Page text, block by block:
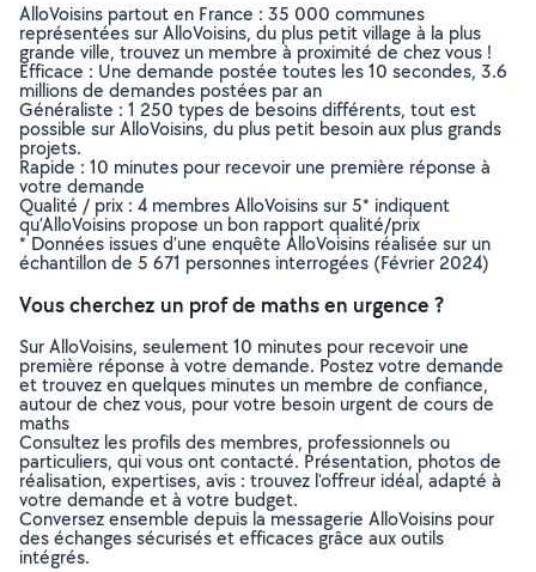
AlloVoisins partout en France : 35 000 communes
représentées sur AlloVoisins, du plus petit village à la plus
grande ville, trouvez un membre à proximité de chez vous !
Efficace : Une demande postée toutes les 10 secondes, 3.6
millions de demandes postées par an
Généraliste : 1 250 types de besoins différents, tout est
possible sur AlloVoisins, du plus petit besoin aux plus grands
projets.
Rapide : 10 minutes pour recevoir une première réponse à
votre demande
Qualité / prix : 4 membres AlloVoisins sur 5* indiquent
qu’AlloVoisins propose un bon rapport qualité/prix
* Données issues d’une enquête AlloVoisins réalisée sur un
échantillon de 5 671 personnes interrogées (Février 2024)
Vous cherchez un prof de maths en urgence ?
Sur AlloVoisins, seulement 10 minutes pour recevoir une
première réponse à votre demande. Postez votre demande
et trouvez en quelques minutes un membre de confiance,
autour de chez vous, pour votre besoin urgent de cours de
maths
Consultez les profils des membres, professionnels ou
particuliers, qui vous ont contacté. Présentation, photos de
réalisation, expertises, avis : trouvez l'offreur idéal, adapté à
votre demande et à votre budget.
Conversez ensemble depuis la messagerie AlloVoisins pour
des échanges sécurisés et efficaces grâce aux outils
intégrés.